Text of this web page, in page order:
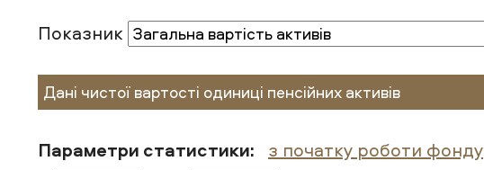
Показник
Дані чистої вартості одиниці пенсійних активів
Параметри статистики: з початку роботи фонду